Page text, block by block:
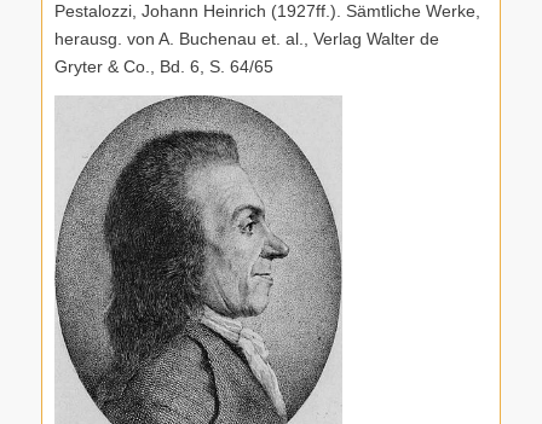
Pestalozzi, Johann Heinrich (1927ff.). Sämtliche Werke,
herausg. von A. Buchenau et. al., Verlag Walter de
Gryter & Co., Bd. 6, S. 64/65